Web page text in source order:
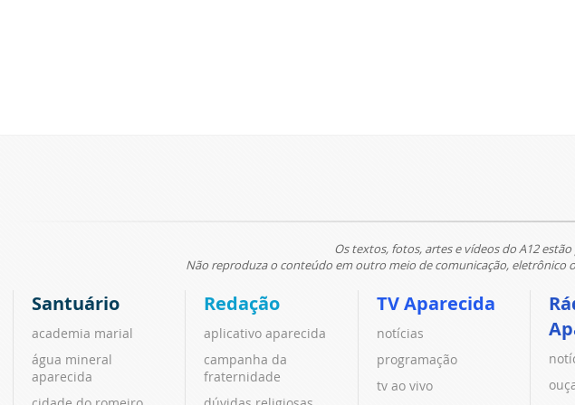
Os textos, fotos, artes e vídeos do A12
Não reproduza o conteúdo em outro meio de comunicação, eletrônico
Santuário
academia marial
água mineral
aparecida
Redação
aplicativo aparecida
campanha da
fraternidade
TV Aparecida
notícias
programação
tv ao vivo